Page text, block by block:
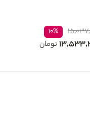
۱۰%
تومان